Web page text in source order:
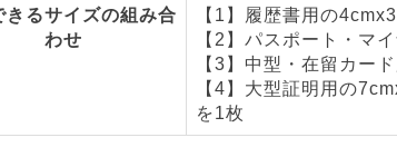
きるサイズの組み合
わせ
【1】履歴書用の
【2】パスポート・マ
【3】中型・在留カー
【4】大型証明用の
を1枚